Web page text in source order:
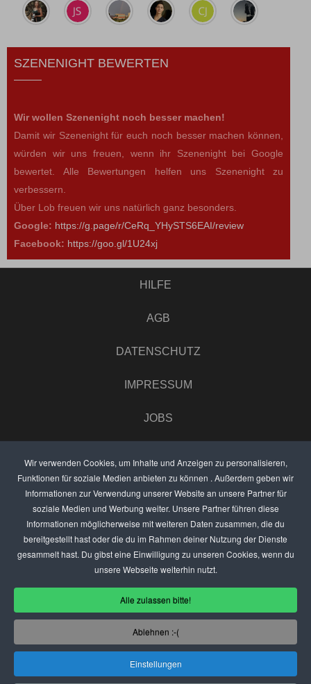
Wir verwenden Cookies, um Inhalte und Anzeigen zu personalisieren,
Funktionen für soziale Medien anbieten zu können . Außerdem geben wir
Informationen zur Verwendung unserer Website an unsere Partner für
soziale Medien und Werbung weiter. Unsere Partner führen diese
Informationen möglicherweise mit weiteren Daten zusammen, die du
bereitgestellt hast oder die du im Rahmen deiner Nutzung der Dienste
gesammelt hast. Du gibst eine Einwilligung zu unseren Cookies, wenn du
unsere Webseite weiterhin nutzt.
Alle zulassen bitte!
Ablehnen :-(
Einstellungen
SZENENIGHT BEWERTEN
Wir wollen Szenenight noch besser machen!
Damit wir Szenenight für euch noch besser machen können,
würden wir uns freuen, wenn ihr Szenenight bei Google
bewertet. Alle Bewertungen helfen uns Szenenight zu
verbessern.
Über Lob freuen wir uns natürlich ganz besonders.
Google: https://g.page/r/CeRq_YHySTS6EAI/review
Facebook: https://goo.gl/1U24xj
HILFE
AGB
DATENSCHUTZ
IMPRESSUM
JOBS
ANZEIGEN PREISE
BEWERTET UNS
KONTAKT
DEIN LOKAL VORSTELLEN
USER